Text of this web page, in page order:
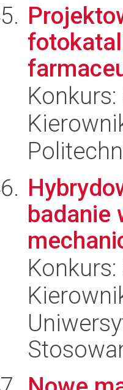
Konkurs:
badanie
Konkurs: